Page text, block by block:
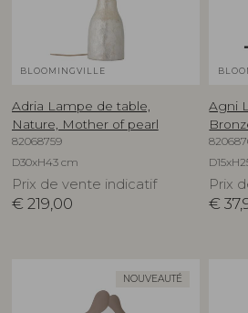
BLOOMINGVILLE
Adria Lampe de table,
Nature, Mother of pearl
82068759
D30xH43 cm
Prix de vente indicatif
€ 219,00
Agni
Prix
€
NOUVEAUTÉ